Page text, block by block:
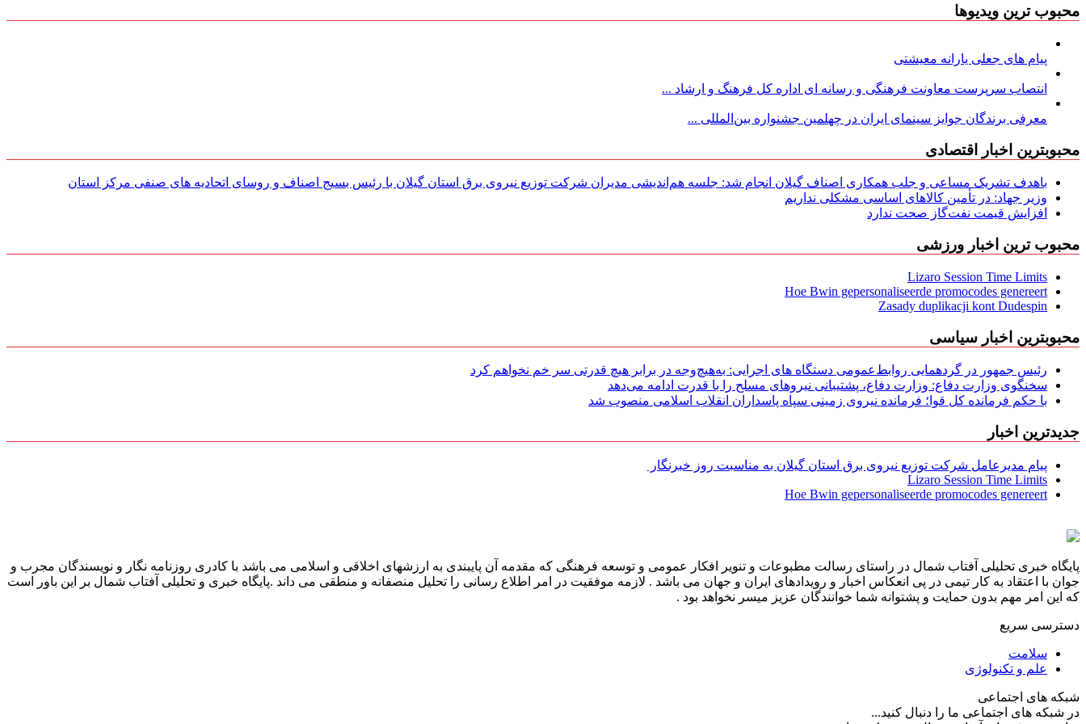
محبوب ترین ویدیوها
پیام های جعلی یارانه معیشتی
انتصاب سرپرست معاونت فرهنگی و رسانه ای اداره کل فرهنگ و ارشاد ...
معرفی برندگان جوایز سینمای ایران در چهلمین جشنواره بین‌المللی ...
محبوبترین اخبار اقتصادی
باهدف تشریک مساعی و جلب همکاری اصناف گیلان انجام شد: جلسه هم‌اندیشی مدیران شركت توزیع نیروی برق استان گیلان با رئیس بسیج اصناف و روسای اتحادیه های صنفی مركز استان
وزیر جهاد: در تأمین کالاهای اساسی مشکلی نداریم
افزایش قیمت نفت‌گاز صحت ندارد
محبوب ترین اخبار ورزشی
Lizaro Session Time Limits
Hoe Bwin gepersonaliseerde promocodes genereert
Zasady duplikacji kont Dudespin
محبوبترین اخبار سیاسی
رئیس جمهور در گردهمایی روابط‌عمومی دستگاه های اجرایی: به‌هیچ‌وجه در برابر هیچ قدرتی سر خم نخواهم کرد
سخنگوی وزارت دفاع: وزارت دفاع، پشتیبانی نیرو‌های مسلح را با قدرت ادامه می‌دهد
با حکم فرمانده کل قوا؛ فرمانده نیروی زمینی سپاه پاسداران انقلاب اسلامی منصوب شد
جدیدترین اخبار
پیام مدیرعامل شركت توزیع نیروی برق استان گیلان به مناسبت روز خبرنگار ‌
Lizaro Session Time Limits
Hoe Bwin gepersonaliseerde promocodes genereert
پایگاه خبری تحلیلی آفتاب شمال در راستای رسالت مطبوعات و تنویر افکار عمومی و توسعه فرهنگی که مقدمه آن پایبندی به ارزشهای اخلاقی و اسلامی می باشد با کادری روزنامه نگار و نویسندگان مجرب و
جوان با اعتقاد به کار تیمی در پی انعکاس اخبار و رویدادهای ایران و جهان می باشد . لازمه موفقیت در امر اطلاع رسانی را تحلیل منصفانه و منطقی می داند .پایگاه خبری و تحلیلی آفتاب شمال بر این باور است
که این امر مهم بدون حمایت و پشتوانه شما خوانندگان عزیز میسر نخواهد بود .
دسترسی سریع
سلامت
علم و تکنولوژی
شبکه های اجتماعی
در شبکه های اجتماعی ما را دنبال کنید...